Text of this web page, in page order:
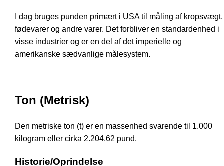
I dag bruges punden primært i USA til måling af kropsvægt,
fødevarer og andre varer. Det forbliver en standardenhed i
visse industrier og er en del af det imperielle og
amerikanske sædvanlige målesystem.
Ton (Metrisk)
Den metriske ton (t) er en massenhed svarende til 1.000
kilogram eller cirka 2.204,62 pund.
Historie/Oprindelse